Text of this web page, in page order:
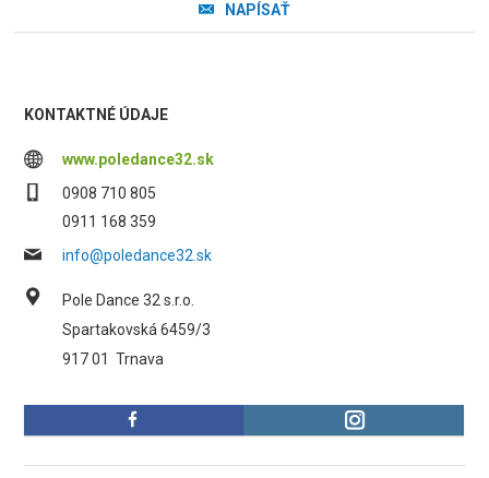
NAPÍSAŤ
KONTAKTNÉ ÚDAJE
www.poledance32.sk
0908 710 805
0911 168 359
info@poledance32.sk
Pole Dance 32 s.r.o.
Spartakovská 6459/3
917 01 Trnava